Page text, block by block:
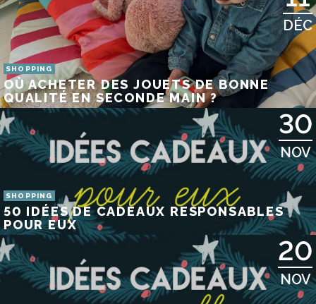
DÉC
SHOPPING
OÙ ACHETER DES JOUETS DE BONNE
QUALITÉ EN SECONDE MAIN ?
30
NOV
SHOPPING
50 IDÉES DE CADEAUX RESPONSABLES
POUR EUX
20
NOV